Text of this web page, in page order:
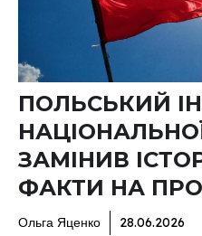
ПОЛЬСЬКИЙ
ЗАМІНИВ
ФАКТИ НА
Ольга Яценко 28.06.2026